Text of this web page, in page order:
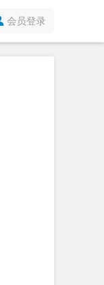
会员登录